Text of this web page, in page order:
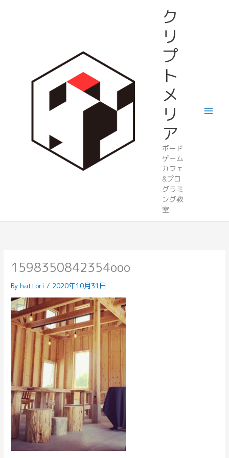
ク
リ
プ
ト
メ
リ
ア
ボード
ゲーム
カフェ
&プロ
グラミ
ング教
室
1598350842354ooo
Byhattori/ 2020年10月31日